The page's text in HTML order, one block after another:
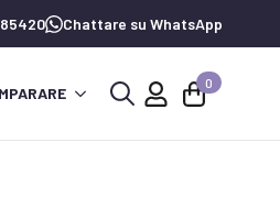
Chattare su WhatsApp
0